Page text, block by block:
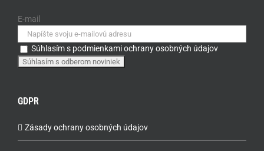
E-mail
Súhlasím s podmienkami ochrany osobných údajov
GDPR
Zásady ochrany osobných údajov